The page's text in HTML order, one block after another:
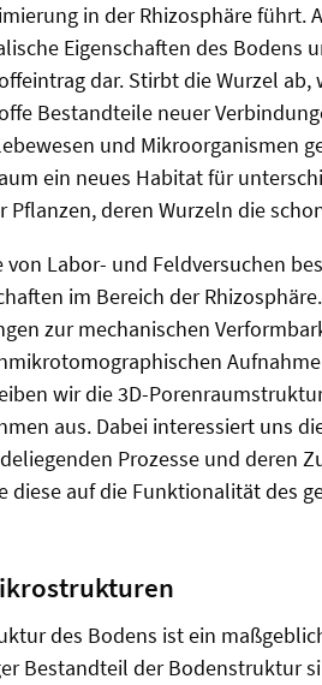
in der Rhizosphäre führt.
Eigenschaften des
dar. Stirbt die Wurzel
Bestandteile neuer
und Mikroorganismen
ein neues Habitat für
Pflanzen, deren Wurzeln die
von Labor- und Feldversuchen
im Bereich der
zur mechanischen
wir die 3D-
aus. Dabei interessiert uns
Prozesse und deren
diese auf die Funktionalität des
des Bodens ist ein
Bestandteil der Bodenstruktur